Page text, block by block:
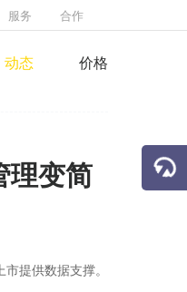
服务 合作
动态 价格
理变简
提供数据支撑。